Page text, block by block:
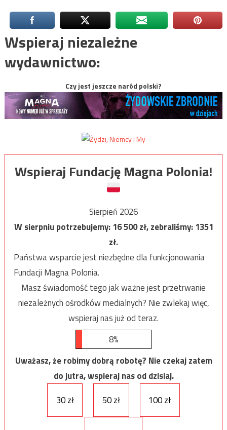
Wspieraj niezależne
wydawnictwo:
Czy jest jeszcze naród polski?
Wspieraj Fundację Magna Polonia!
Sierpień 2026
W sierpniu potrzebujemy:16 500zł, zebraliśmy:1351
zł.
Państwa wsparcie jest niezbędne dla funkcjonowania
Fundacji Magna Polonia.
Masz świadomość tego jak ważne jest przetrwanie
niezależnych ośrodków medialnych? Nie zwlekaj więc,
wspieraj nas już od teraz.
8%
Uważasz, że robimy dobrą robotę? Nie czekaj zatem
do jutra, wspieraj nas od dzisiaj.
30 zł
50 zł 100 zł